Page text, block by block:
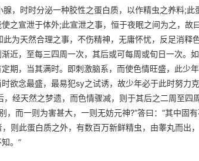
，时时分泌一种胶性之蛋白质，以作精虫之养料;此
之宣泄于体外;此宣泄之事，恒于夜眠之间为之，故
为天然合理之事，不伤精神，无庸怀忧，反足消释
近，至每三四周一次，其后或可每周或旬日一次。
期，当其满时。即刺激脑系，而使色情旺盛，此少
欲念最盛，最易犯sy之试诱，故少年必于此时努力克
经天然之梦遗，而色情骤减，则于其后之二周至四
而一则为害甚大，一则无妨元神?”答曰：“其中固
则此蛋白质之外，有数百万新鲜精虫，由睾丸而出
。”